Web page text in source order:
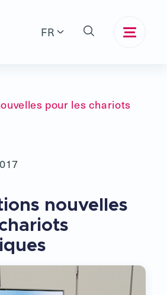
FR
pour les chariots
nouvelles